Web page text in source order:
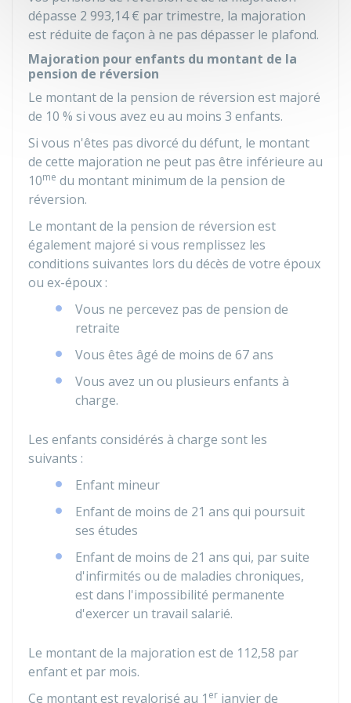
dépasse 2 993,14 € par trimestre, la majoration
est réduite de façon à ne pas dépasser le plafond.
Majoration pour enfants du montant de la
pension de réversion
Le montant de la pension de réversion est majoré
de 10 % si vous avez eu au moins 3 enfants.
Si vous n'êtes pas divorcé du défunt, le montant
de cette majoration ne peut pas être inférieure au
10me du montant minimum de la pension de
réversion.
Le montant de la pension de réversion est
également majoré si vous remplissez les
conditions suivantes lors du décès de votre époux
ou ex-époux :
Vous ne percevez pas de pension de
retraite
Vous êtes âgé de moins de 67 ans
Vous avez un ou plusieurs enfants à
charge.
Les enfants considérés à charge sont les
suivants :
Enfant mineur
Enfant de moins de 21 ans qui poursuit
ses études
Enfant de moins de 21 ans qui, par suite
d'infirmités ou de maladies chroniques,
est dans l'impossibilité permanente
d'exercer un travail salarié.
Le montant de la majoration est de 112,58 par
enfant et par mois.
Ce montant est revalorisé au 1 er janvier de